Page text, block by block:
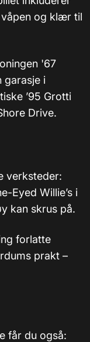
og klær til
'67
garasje i
’95 Grotti
Drive.
verksteder:
Eyed Willie’s i
kan skrus på.
forlatte
prakt –
får du også: